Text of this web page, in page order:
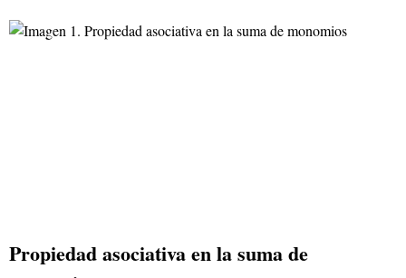
Propiedad asociativa en la suma de